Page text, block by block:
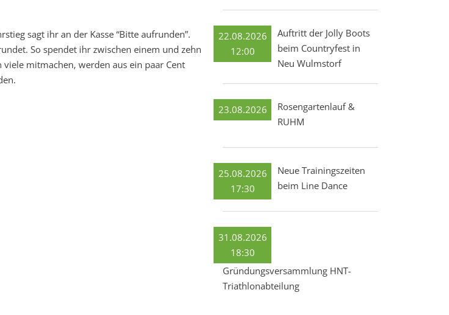
sagt ihr an der Kasse “Bitte aufrunden”.
So spendet ihr zwischen einem und zehn
mitmachen, werden aus ein paar Cent
22.08.2026
12:00
Auftritt der Jolly Boots
beim Countryfest in
Neu Wulmstorf
23.08.2026
Rosengartenlauf &
RUHM
25.08.2026
17:30
Neue Trainingszeiten
beim Line Dance
31.08.2026
18:30
Gründungsversammlung HNT-
Triathlonabteilung